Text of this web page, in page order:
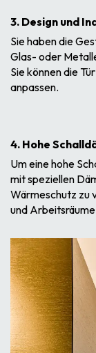
3. Design und
Sie haben die
Glas- oder
Sie können die
anpassen.
4. Hohe
Um eine hohe
mit speziellen
Wärmeschutz zu
und